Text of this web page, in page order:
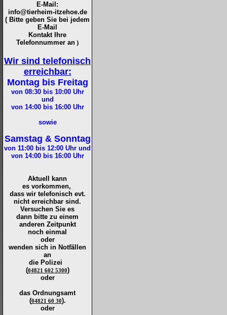
E-Mail:
info@tierheim-itzehoe.de
( Bitte geben Sie bei jedem
E-Mail
Kontakt Ihre
Telefonnummer an )
Wir sind telefonisch
erreichbar:
Montag bis Freitag
von 08:30 bis 10:00Uhr
und
von 14:00 bis 16:00Uhr
sowie
Samstag & Sonntag
von 11:00 bis 12:00 Uhr und
von 14:00 bis 16:00Uhr
Aktuell kann
es vorkommen,
dass wir telefonisch evt.
nicht erreichbar sind.
Versuchen Sie es
dann bitte zu einem
anderen Zeitpunkt
noch einmal
oder
wenden sich in Notfällen
an
die Polizei
(04821 602 5300)
oder
das Ordnungsamt
(04821 60 30).
oder